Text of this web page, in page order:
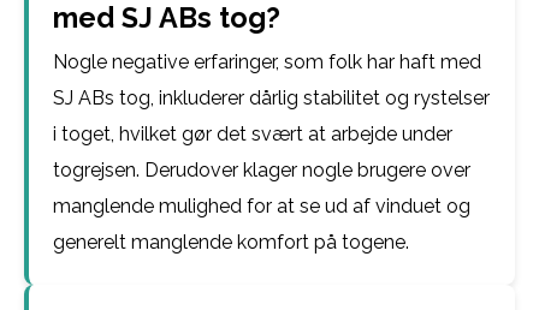
med SJ ABs tog?
Nogle negative erfaringer, som folk har haft med
SJ ABs tog, inkluderer dårlig stabilitet og rystelser
i toget, hvilket gør det svært at arbejde under
togrejsen. Derudover klager nogle brugere over
manglende mulighed for at se ud af vinduet og
generelt manglende komfort på togene.